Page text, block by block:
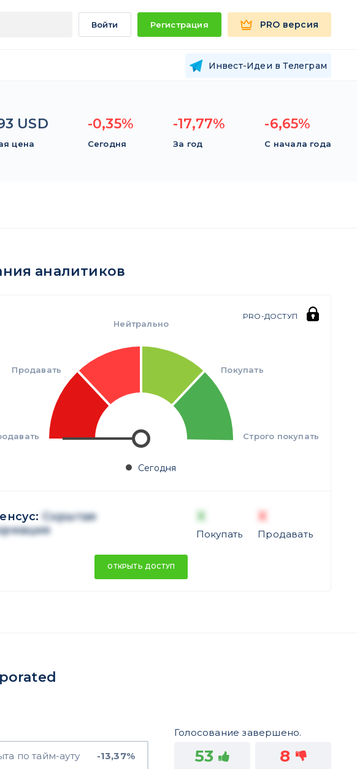
Войти Регистрация PRO версия
Инвест-Идеи в Телеграм
USD
цена
-0,35%
Сегодня
-17,77%
За год
-6,65%
С начала года
аналитиков
PRO-ДОСТУП
Продавать
Нейтрально
Покупать
Строго покупать
Сегодня
Скрытая
X
Покупать
X
Продавать
ОТКРЫТЬ ДОСТУП
по тайм-ауту -13,37%
Голосование завершено.
53 8